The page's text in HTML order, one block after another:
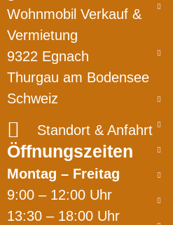
Wohnmobil Verkauf &
Vermietung
9322 Egnach
Thurgau am Bodensee
Schweiz
Standort & Anfahrt
Öffnungszeiten
Montag – Freitag
9:00 – 12:00 Uhr
13:30 – 18:00 Uhr